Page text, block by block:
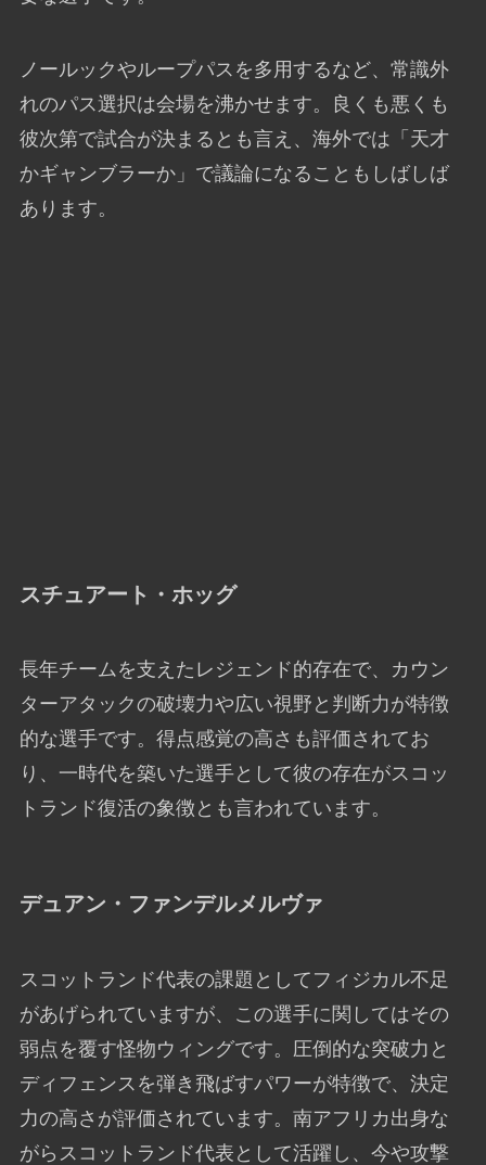
ノールックやループパスを多用するなど、常識外
れのパス選択は会場を沸かせます。良くも悪くも
彼次第で試合が決まるとも言え、海外では「天才
かギャンブラーか」で議論になることもしばしば
あります。
スチュアート・ホッグ
長年チームを支えたレジェンド的存在で、カウン
ターアタックの破壊力や広い視野と判断力が特徴
的な選手です。得点感覚の高さも評価されてお
り、一時代を築いた選手として彼の存在がスコッ
トランド復活の象徴とも言われています。
デュアン・ファンデルメルヴァ
スコットランド代表の課題としてフィジカル不足
があげられていますが、この選手に関してはその
弱点を覆す怪物ウィングです。圧倒的な突破力と
ディフェンスを弾き飛ばすパワーが特徴で、決定
力の高さが評価されています。南アフリカ出身な
がらスコットランド代表として活躍し、今や攻撃